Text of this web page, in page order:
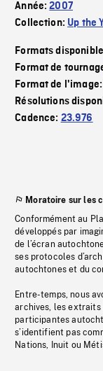
Année:2007
Collection: Up the
Formats
Format de
Format de
Résolutions
Cadence: 23.976
Moratoire sur les
Conformément au
développés par
de l’écran
ses protocoles
autochtones et du
Entre-temps, nous
archives, les
participantes
s’identifient pas
Nations, Inuit ou